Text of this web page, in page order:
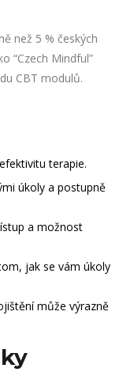
než 5 % českých
“Czech Mindful”
CBT modulů.
terapie.
úkoly a postupně
a možnost
jak se vám úkoly
může výrazně